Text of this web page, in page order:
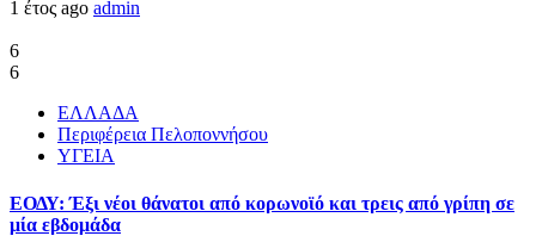
1 έτος ago admin
6
6
ΕΛΛΑΔΑ
Περιφέρεια Πελοποννήσου
ΥΓΕΙΑ
ΕΟΔΥ: Έξι νέοι θάνατοι από κορωνοϊό και τρεις από γρίπη σε
μία εβδομάδα